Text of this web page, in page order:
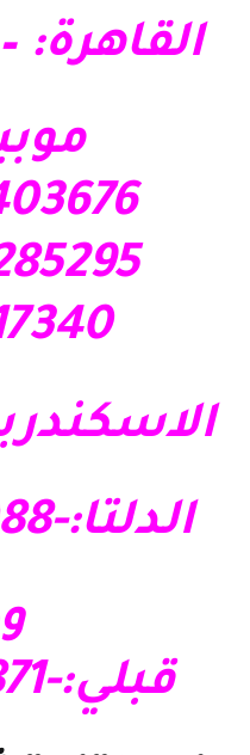
القاهرة: –
الاسكندرية:-
الدلتا:-01284817088
قبلي:-01111500871